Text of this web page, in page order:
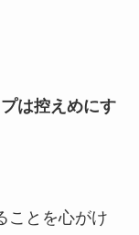
は控えめにす
ことを心がけ